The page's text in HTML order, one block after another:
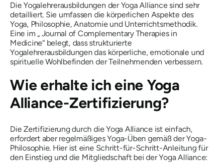
Die Yogalehrerausbildungen der Yoga Alliance sind sehr
detailliert. Sie umfassen die körperlichen Aspekte des
Yoga, Philosophie, Anatomie und Unterrichtsmethodik.
Eine im „ Journal of Complementary Therapies in
Medicine“belegt, dass strukturierte
Yogalehrerausbildungen das körperliche, emotionale und
spirituelle Wohlbefinden der Teilnehmenden verbessern.
Wie erhalte ich eine Yoga
Alliance-Zertifizierung?
Die Zertifizierung durch die Yoga Alliance ist einfach,
erfordert aber regelmäßiges Yoga-Üben gemäß der Yoga-
Philosophie. Hier ist eine Schritt-für-Schritt-Anleitung für
den Einstieg und die Mitgliedschaft bei der Yoga Alliance: